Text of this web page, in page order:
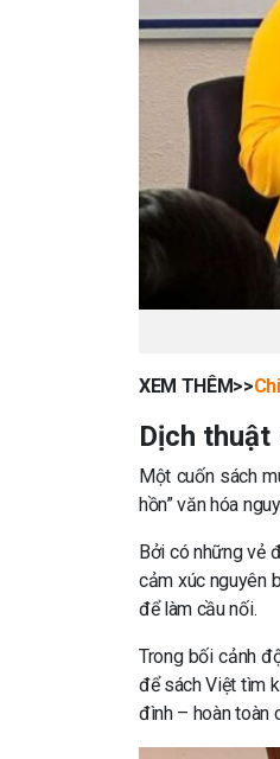
XEM THÊM>>
Dịch thuật
Một cuốn sách
hồn” văn hóa
Bởi có những vẻ
cảm xúc nguyên
để làm cầu nối.
Trong bối cảnh
để sách Việt tìm
đình – hoàn toàn